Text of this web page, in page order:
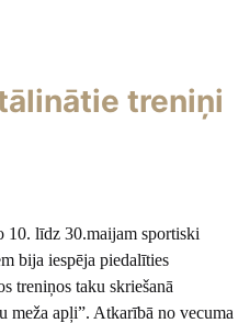
treniņi
10. līdz 30.maijam sportiski
bija iespēja piedalīties
treniņos taku skriešanā
meža apļi”. Atkarībā no vecuma